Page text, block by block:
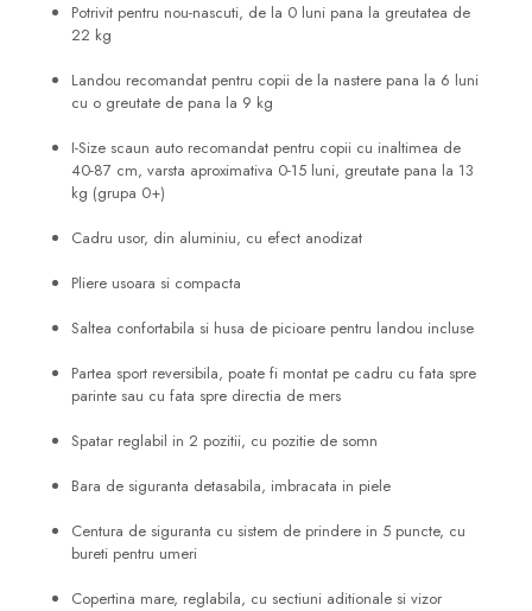
Potrivit pentru nou-nascuti, de la 0 luni pana la greutatea de
22 kg
Landou recomandat pentru copii de la nastere pana la 6 luni
cu o greutate de pana la 9 kg
I-Size scaun auto recomandat pentru copii cu inaltimea de
40-87 cm, varsta aproximativa 0-15 luni, greutate pana la 13
kg (grupa 0+)
Cadru usor, din aluminiu, cu efect anodizat
Pliere usoara si compacta
Saltea confortabila si husa de picioare pentru landou incluse
Partea sport reversibila, poate fi montat pe cadru cu fata spre
parinte sau cu fata spre directia de mers
Spatar reglabil in 2 pozitii, cu pozitie de somn
Bara de siguranta detasabila, imbracata in piele
Centura de siguranta cu sistem de prindere in 5 puncte, cu
bureti pentru umeri
Copertina mare, reglabila, cu sectiuni aditionale si vizor